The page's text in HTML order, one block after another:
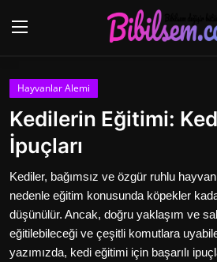
Giriş yap
Ana Sayfa
Hayvanlar Alemi
Seyahat
Hayvanlar Alemi
Kedilerin Eğitimi:
İpuçları
Kediler, bağımsız ve özgür ruhlu
nedenle eğitim konusunda köpekler
düşünülür. Ancak, doğru yaklaşım ve
eğitilebileceği ve çeşitli komutlara
yazımızda, kedi eğitimi için başarılı